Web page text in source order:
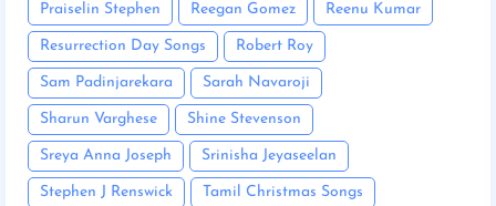
Praiselin Stephen Reegan Gomez Reenu Kumar
Resurrection Day Songs Robert Roy
Sam Padinjarekara Sarah Navaroji
Sharun Varghese Shine Stevenson
Sreya Anna Joseph Srinisha Jeyaseelan
Stephen J Renswick Tamil Christmas Songs